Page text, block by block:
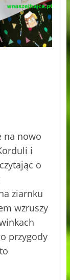
na nowo
i
o
ziarnku
wzruszy
przygody